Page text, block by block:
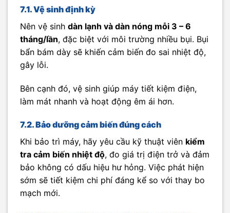
7.1. Vệ sinh định kỳ
Nên vệ sinh dàn lạnh và dàn nóng mỗi 3 – 6
tháng/lần, đặc biệt với môi trường nhiều bụi. Bụi
bẩn bám dày sẽ khiến cảm biến đo sai nhiệt độ,
gây lỗi.
Bên cạnh đó, vệ sinh giúp máy tiết kiệm điện,
làm mát nhanh và hoạt động êm ái hơn.
7.2. Bảo dưỡng cảm biến đúng cách
Khi bảo trì máy, hãy yêu cầu kỹ thuật viên kiểm
tra cảm biến nhiệt độ, đo giá trị điện trở và đảm
bảo không có dấu hiệu hư hỏng. Việc phát hiện
sớm sẽ tiết kiệm chi phí đáng kể so với thay bo
mạch mới.